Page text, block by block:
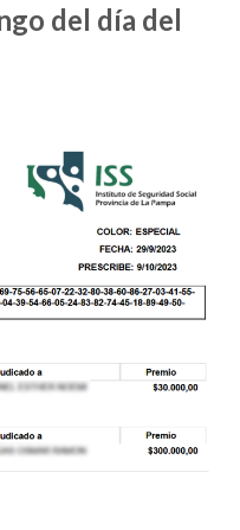
del día del